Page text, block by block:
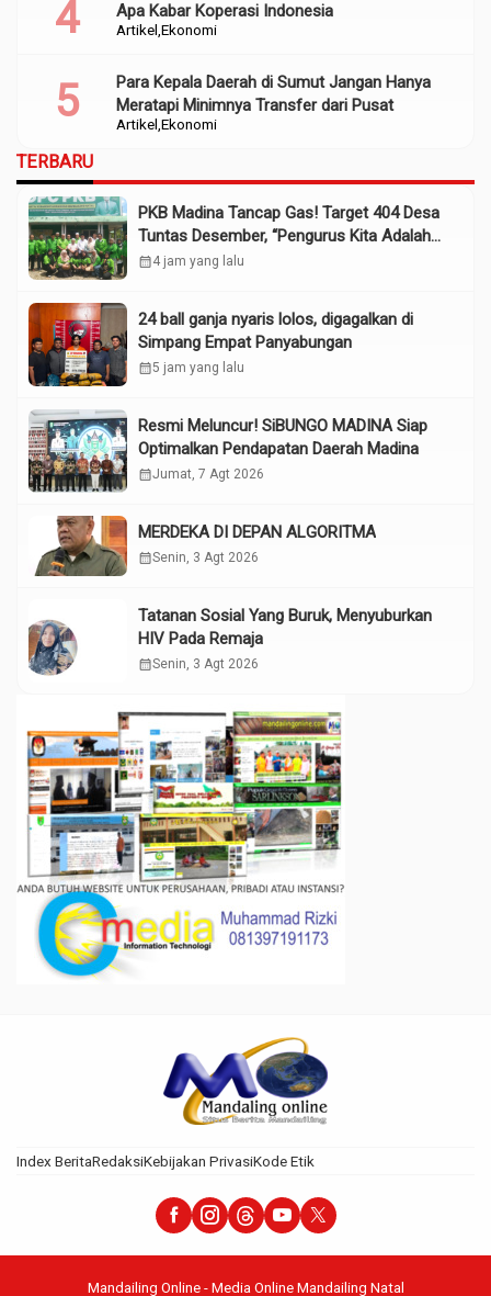
Artikel Ekonomi
Apa Kabar Koperasi Indonesia
Artikel Ekonomi
Para Kepala Daerah di Sumut Jangan Hanya
Meratapi Minimnya Transfer dari Pusat
TERBARU
PKB Madina Tancap Gas! Target 404 Desa
Tuntas Desember, “Pengurus Kita Adalah
Tokoh”
calendar_month4 jam yang lalu
24 ball ganja nyaris lolos, digagalkan di
Simpang Empat Panyabungan
calendar_month5 jam yang lalu
Resmi Meluncur! SiBUNGO MADINA Siap
Optimalkan Pendapatan Daerah Madina
calendar_monthJumat, 7 Agt 2026
MERDEKA DI DEPAN ALGORITMA
calendar_monthSenin, 3 Agt 2026
Tatanan Sosial Yang Buruk, Menyuburkan
HIV Pada Remaja
calendar_monthSenin, 3 Agt 2026
Index BeritaRedaksiKebijakan PrivasiKode Etik
Mandailing Online - Media Online Mandailing Natal